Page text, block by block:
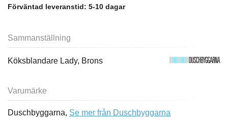
Förväntad leveranstid: 5-10 dagar
Sammanställning
Köksblandare Lady, Brons
Varumärke
Duschbyggarna, Se mer från Duschbyggarna